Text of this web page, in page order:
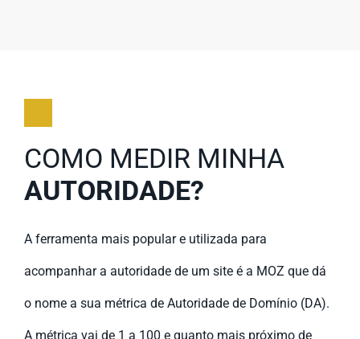
COMO MEDIR MINHA
AUTORIDADE?
A ferramenta mais popular e utilizada para
acompanhar a autoridade de um site é a MOZ que dá
o nome a sua métrica de Autoridade de Domínio (DA).
A métrica vai de 1 a 100 e quanto mais próximo de